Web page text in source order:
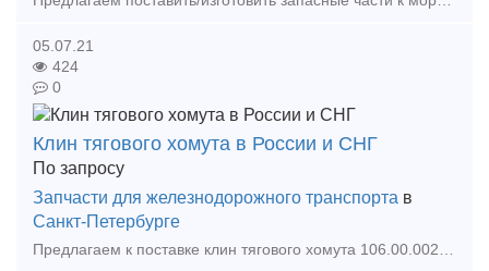
05.07.21
424
0
Клин тягового хомута в России и СНГ
По запросу
Запчасти для железнодорожного транспорта в
Санкт-Петербурге
Предлагаем к поставке клин тягового хомута 106.00.002-2,3002.35.00.037,1835.00.002,836.61.00.006,ЦДЛР.0915.00.00.00,1331.00.120-01,Р1635. Работаем как по России, так и по странам СНГ.